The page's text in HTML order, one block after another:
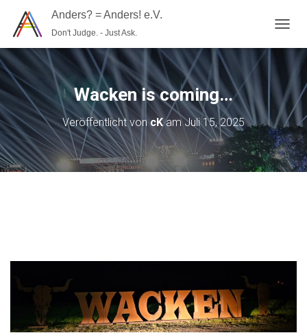
Anders? = Anders! e.V.
Don't Judge. - Just Ask.
A
G
A
T
I
O
N
U
N
Wacken is coming…
Veröffentlicht voncKamJuli 15, 2025